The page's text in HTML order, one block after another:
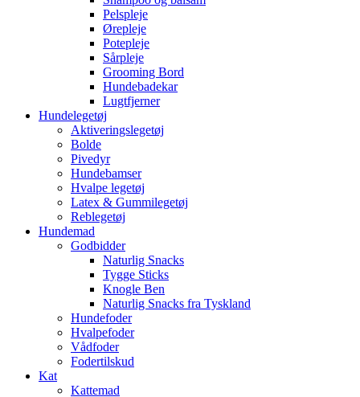
Pelspleje
Ørepleje
Potepleje
Sårpleje
Grooming Bord
Hundebadekar
Lugtfjerner
Hundelegetøj
Aktiveringslegetøj
Bolde
Pivedyr
Hundebamser
Hvalpe legetøj
Latex & Gummilegetøj
Reblegetøj
Hundemad
Godbidder
Naturlig Snacks
Tygge Sticks
Knogle Ben
Naturlig Snacks fra Tyskland
Hundefoder
Hvalpefoder
Vådfoder
Fodertilskud
Kat
Kattemad